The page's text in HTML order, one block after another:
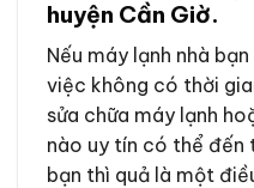
huyện Cần Giờ.
Nếu máy lạnh nhà
việc không có thời
sửa chữa máy lạnh
nào uy tín có thể đến
bạn thì quả là một